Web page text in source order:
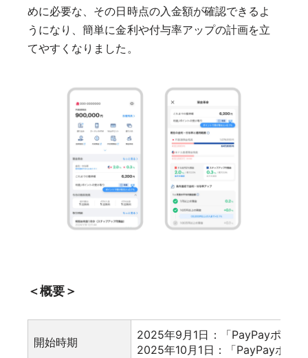
めに必要な、その日時点の入金額が確認できるよ
うになり、簡単に金利や付与率アップの計画を立
てやすくなりました。
＜概要＞
開始時期
2025年9月1日：「PayPayポイン
2025年10月1日：「PayPayポイ